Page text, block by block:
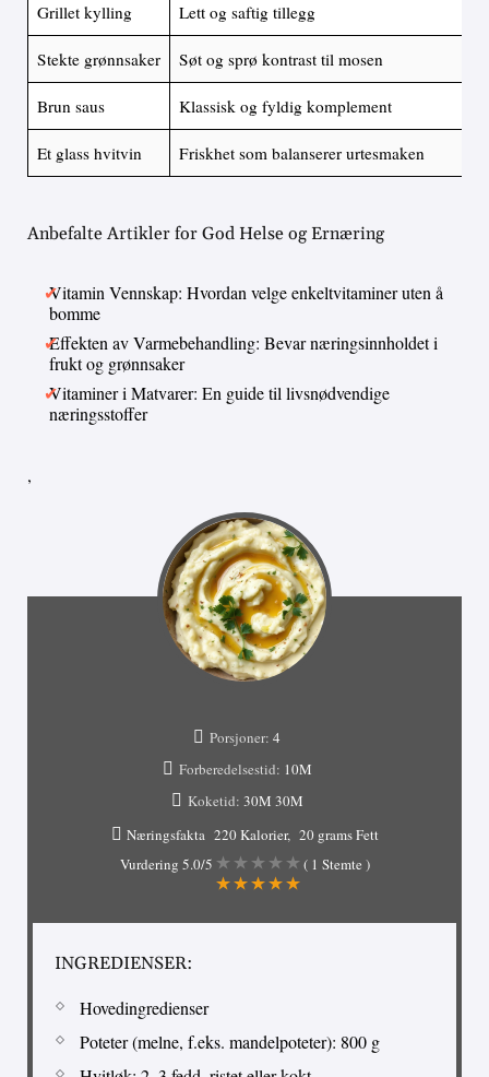
Grillet kylling Lett og saftig tillegg
Stekte grønnsaker Søt og sprø kontrast til mosen
Brun saus Klassisk og fyldig komplement
Et glass hvitvin Friskhet som balanserer urtesmaken
Anbefalte Artikler for God Helse og Ernæring
Vitamin Vennskap: Hvordan velge enkeltvitaminer uten å
bomme
Effekten av Varmebehandling: Bevar næringsinnholdet i
frukt og grønnsaker
Vitaminer i Matvarer: En guide til livsnødvendige
næringsstoffer
,
Porsjoner: 4
Forberedelsestid: 10M
Koketid: 30M 30M
Næringsfakta 220 Kalorier
20 grams Fett
Vurdering 5.0/5 ( 1 Stemte )
INGREDIENSER:
Hovedingredienser
Poteter (melne, f.eks. mandelpoteter): 800 g